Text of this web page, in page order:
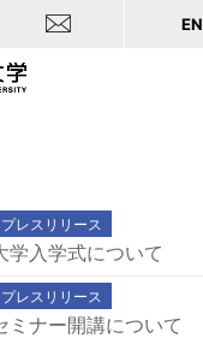
EN
プレスリリース
学入学式について
プレスリリース
ミナー開講について